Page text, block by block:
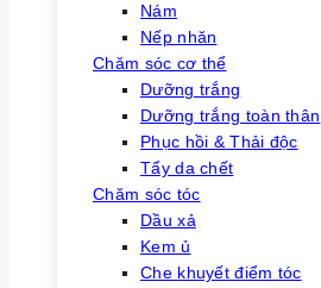
Nám
Nếp nhăn
Chăm sóc cơ thể
Dưỡng trắng
Dưỡng trắng toàn thân
Phục hồi & Thải độc
Tẩy da chết
Chăm sóc tóc
Dầu xả
Kem ủ
Che khuyết điểm tóc